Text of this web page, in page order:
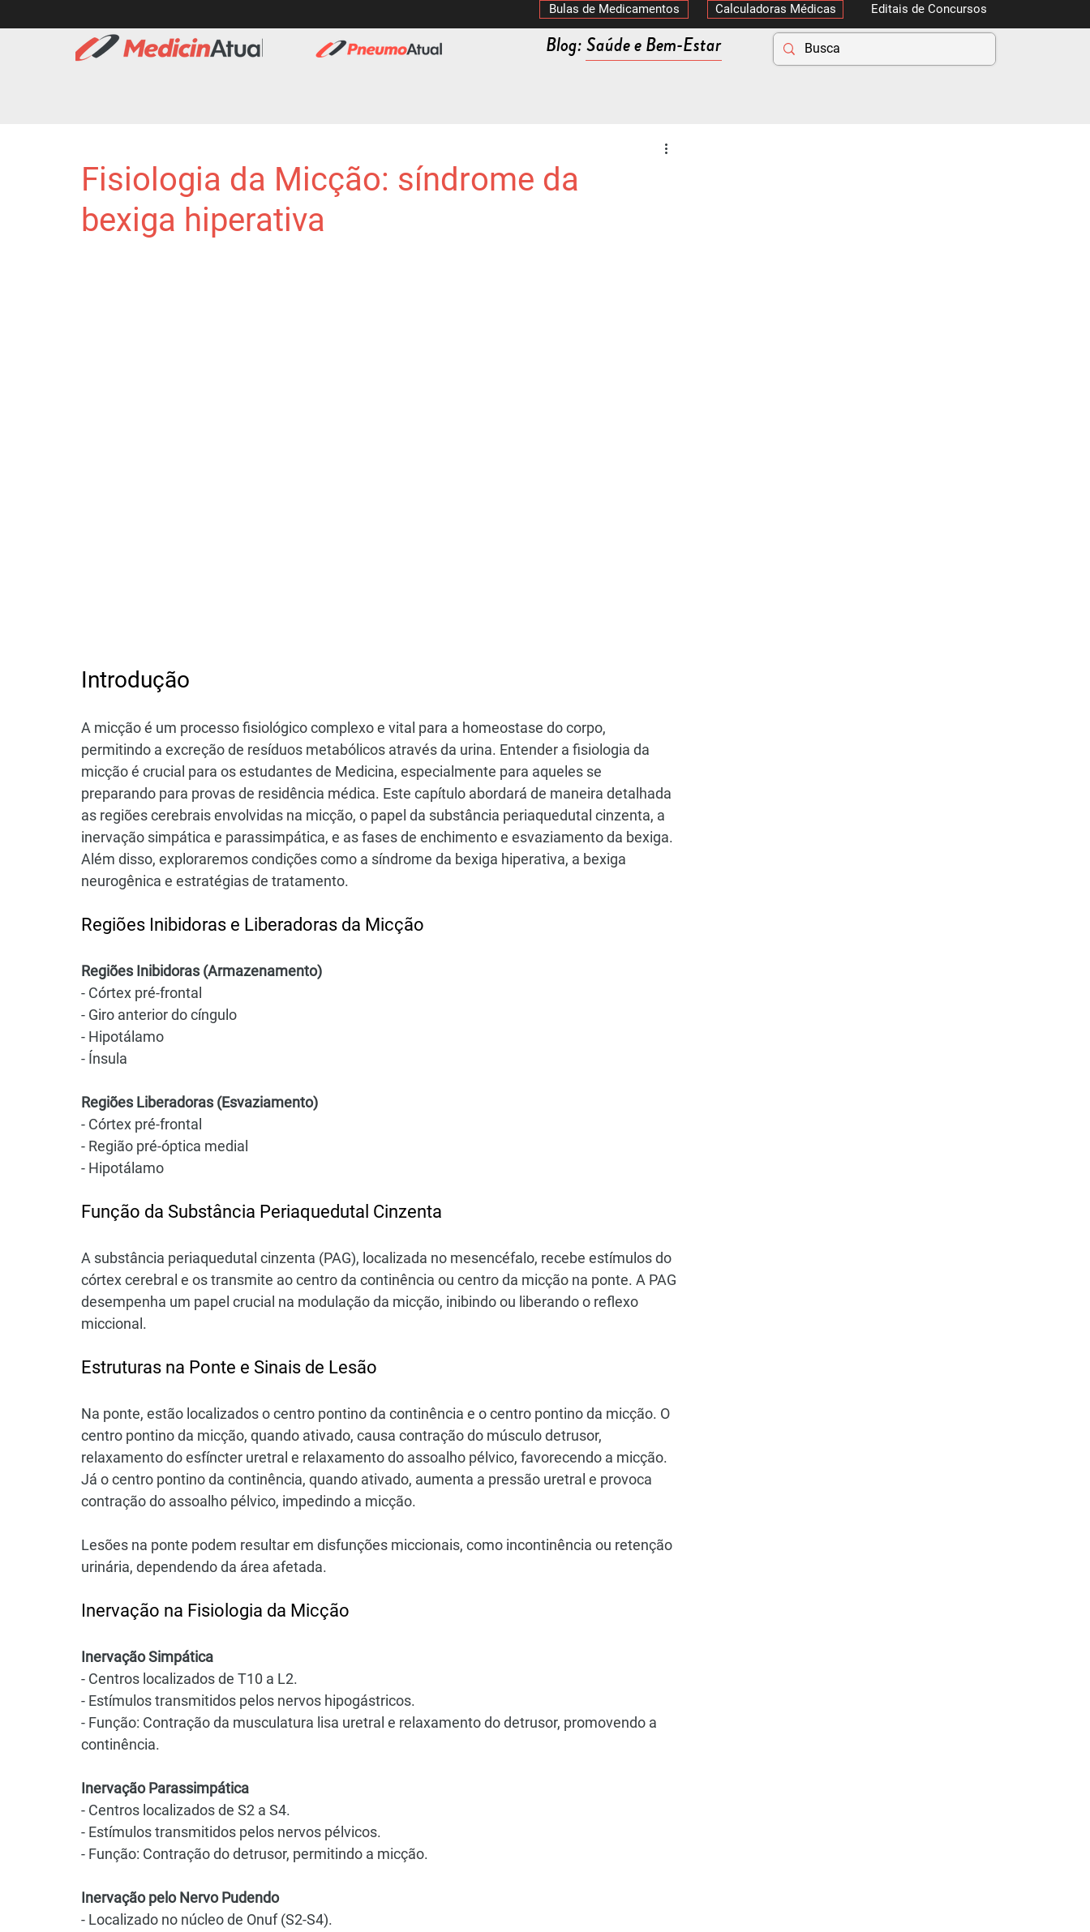
Bulas de Medicamentos Calculadoras Médicas Editais de Concursos
Blog: Saúde e Bem-Estar
Fisiologia da Micção: síndrome da
bexiga hiperativa
Introdução
A micção é um processo fisiológico complexo e vital para a homeostase do corpo,
permitindo a excreção de resíduos metabólicos através da urina. Entender a fisiologia da
micção é crucial para os estudantes de Medicina, especialmente para aqueles se
preparando para provas de residência médica. Este capítulo abordará de maneira detalhada
as regiões cerebrais envolvidas na micção, o papel da substância periaquedutal cinzenta, a
inervação simpática e parassimpática, e as fases de enchimento e esvaziamento da bexiga.
Além disso, exploraremos condições como a síndrome da bexiga hiperativa, a bexiga
neurogênica e estratégias de tratamento.
Regiões Inibidoras e Liberadoras da Micção
Regiões Inibidoras (Armazenamento)
- Córtex pré-frontal
- Giro anterior do cíngulo
- Hipotálamo
- Ínsula
Regiões Liberadoras (Esvaziamento)
- Córtex pré-frontal
- Região pré-óptica medial
- Hipotálamo
Função da Substância Periaquedutal Cinzenta
A substância periaquedutal cinzenta (PAG), localizada no mesencéfalo, recebe estímulos do
córtex cerebral e os transmite ao centro da continência ou centro da micção na ponte. A PAG
desempenha um papel crucial na modulação da micção, inibindo ou liberando o reflexo
miccional.
Estruturas na Ponte e Sinais de Lesão
Na ponte, estão localizados o centro pontino da continência e o centro pontino da micção. O
centro pontino da micção, quando ativado, causa contração do músculo detrusor,
relaxamento do esfíncter uretral e relaxamento do assoalho pélvico, favorecendo a micção.
Já o centro pontino da continência, quando ativado, aumenta a pressão uretral e provoca
contração do assoalho pélvico, impedindo a micção.
Lesões na ponte podem resultar em disfunções miccionais, como incontinência ou retenção
urinária, dependendo da área afetada.
Inervação na Fisiologia da Micção
Inervação Simpática
- Centros localizados de T10 a L2.
- Estímulos transmitidos pelos nervos hipogástricos.
- Função: Contração da musculatura lisa uretral e relaxamento do detrusor, promovendo a
continência.
Inervação Parassimpática
- Centros localizados de S2 a S4.
- Estímulos transmitidos pelos nervos pélvicos.
- Função: Contração do detrusor, permitindo a micção.
Inervação pelo Nervo Pudendo
- Localizado no núcleo de Onuf (S2-S4).